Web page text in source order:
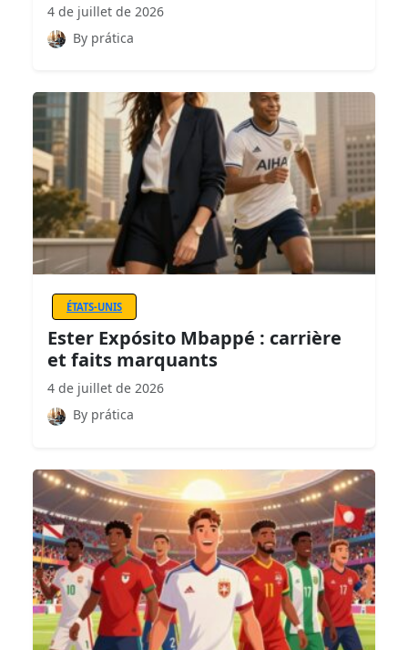
4 de juillet de 2026
By prática
ÉTATS-UNIS
Ester Expósito Mbappé : carrière
et faits marquants
4 de juillet de 2026
By prática